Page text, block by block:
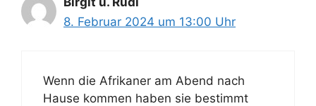
8. Februar 2024 um 13:00 Uhr
Wenn die Afrikaner am Abend nach
Hause kommen haben sie bestimmt